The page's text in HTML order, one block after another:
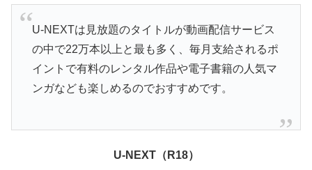
U-NEXTは見放題のタイトルが動画配信サービス
の中で22万本以上と最も多く、毎月支給されるポ
イントで有料のレンタル作品や電子書籍の人気マ
ンガなども楽しめるのでおすすめです。
U-NEXT（R18）